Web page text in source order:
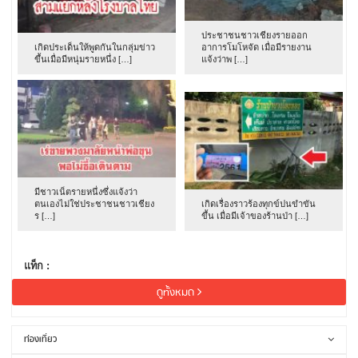
เกิดประเด็นให้พูดกันในกลุ่มข่าว
ขึ้นเมื่อมีหนุ่มรายหนึ่ง […]
ประชาชนชาวเชียงรายออก
อาการโมโหจัด เมื่อมีรายงาน
แจ้งว่าพ […]
มีชาวเน็ตรายหนึ่งซึ่งแจ้งว่า
ตนเองไม่ใช่ประชาชนชาวเชียง
ร […]
เกิดเรื่องราวร้องทุกข์ปนขำขัน
ขึ้น เมื่อมีเจ้าของร้านป่า […]
แท็ก :
ดูทั้งหมด
ท่องเที่ยว